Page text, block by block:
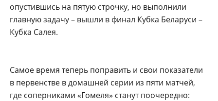
опустившись на пятую строчку, но выполнили
главную задачу – вышли в финал Кубка Беларуси –
Кубка Салея.
Самое время теперь поправить и свои показатели
в первенстве в домашней серии из пяти матчей,
где соперниками «Гомеля» станут поочередно: